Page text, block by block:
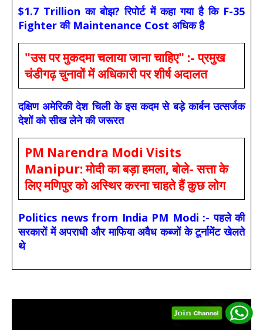
$1.7 Trillion का बोझ? रिपोर्ट में कहा गया है कि F-35
Fighter की Maintenance Cost अधिक है
"उस पर मुकदमा चलाया जाना चाहिए" :- प्रमुख
चंडीगढ़ चुनावों में अधिकारी पर शीर्ष अदालत
दक्षिण अमेरिकी देश चिली के इस कदम से बड़े कार्बन उत्सर्जक
देशों को सीख लेने की जरूरत
PM Narendra Modi Visits
Manipur: मोदी का बड़ा हमला, बोले- सत्ता के
लिए मणिपुर को अस्थिर करना चाहते हैं कुछ लोग
Politics news from India PM Modi :- पहले की
सरकारों में अपराधी और माफिया अवैध कब्जों के टूर्नामेंट खेलते
थे